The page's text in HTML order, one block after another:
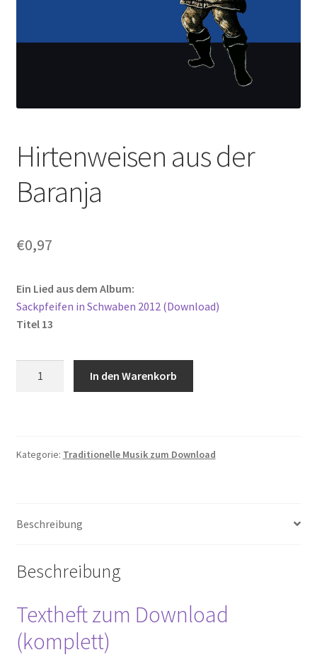
Hirtenweisen aus der
Baranja
€0,97
Ein Lied aus dem Album:
Sackpfeifen in Schwaben 2012 (Download)
Titel 13
In den Warenkorb
Kategorie: Traditionelle Musik zum Download
Beschreibung
Beschreibung
Textheft zum Download
(komplett)